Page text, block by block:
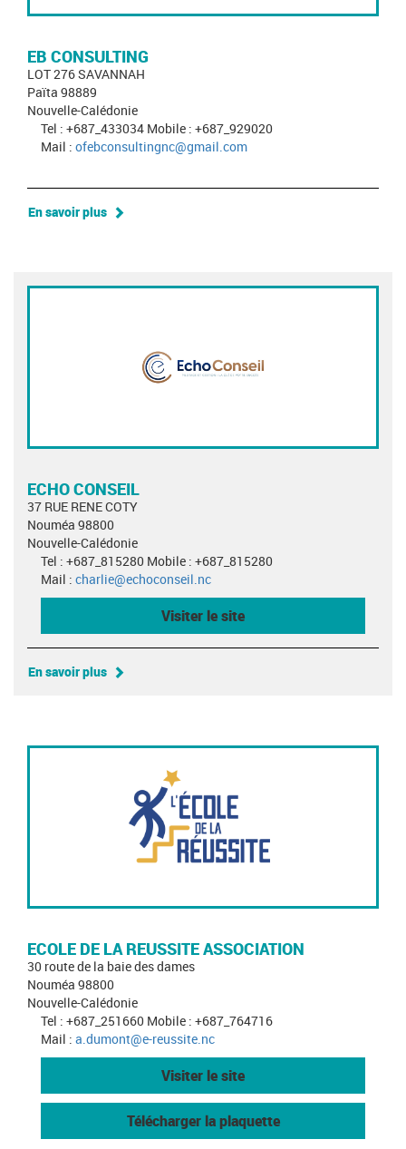
EB CONSULTING
LOT 276 SAVANNAH
Païta 98889
Nouvelle-Calédonie
Tel : +687_433034 Mobile : +687_929020
Mail : ofebconsultingnc@gmail.com
En savoir plus
ECHO CONSEIL
37 RUE RENE COTY
Nouméa 98800
Nouvelle-Calédonie
Tel : +687_815280 Mobile : +687_815280
Mail : charlie@echoconseil.nc
Visiter le site
En savoir plus
ECOLE DE LA REUSSITE ASSOCIATION
30 route de la baie des dames
Nouméa 98800
Nouvelle-Calédonie
Tel : +687_251660 Mobile : +687_764716
Mail : a.dumont@e-reussite.nc
Visiter le site
Télécharger la plaquette